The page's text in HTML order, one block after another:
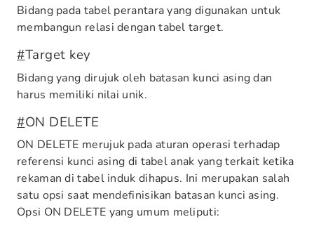
Bidang pada tabel perantara yang digunakan untuk
membangun relasi dengan tabel target.
#Target key
Bidang yang dirujuk oleh batasan kunci asing dan
harus memiliki nilai unik.
#ON DELETE
ON DELETE merujuk pada aturan operasi terhadap
referensi kunci asing di tabel anak yang terkait ketika
rekaman di tabel induk dihapus. Ini merupakan salah
satu opsi saat mendefinisikan batasan kunci asing.
Opsi ON DELETE yang umum meliputi: